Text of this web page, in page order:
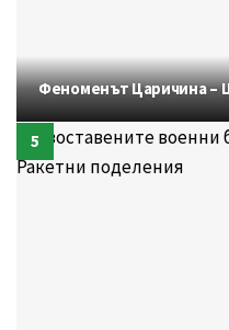
Феноменът Царичина –